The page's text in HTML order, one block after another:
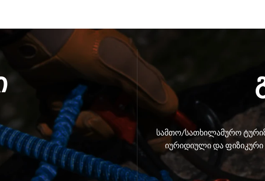
სამთო/სათხილამურო
იურიდიული და ფიზიკური